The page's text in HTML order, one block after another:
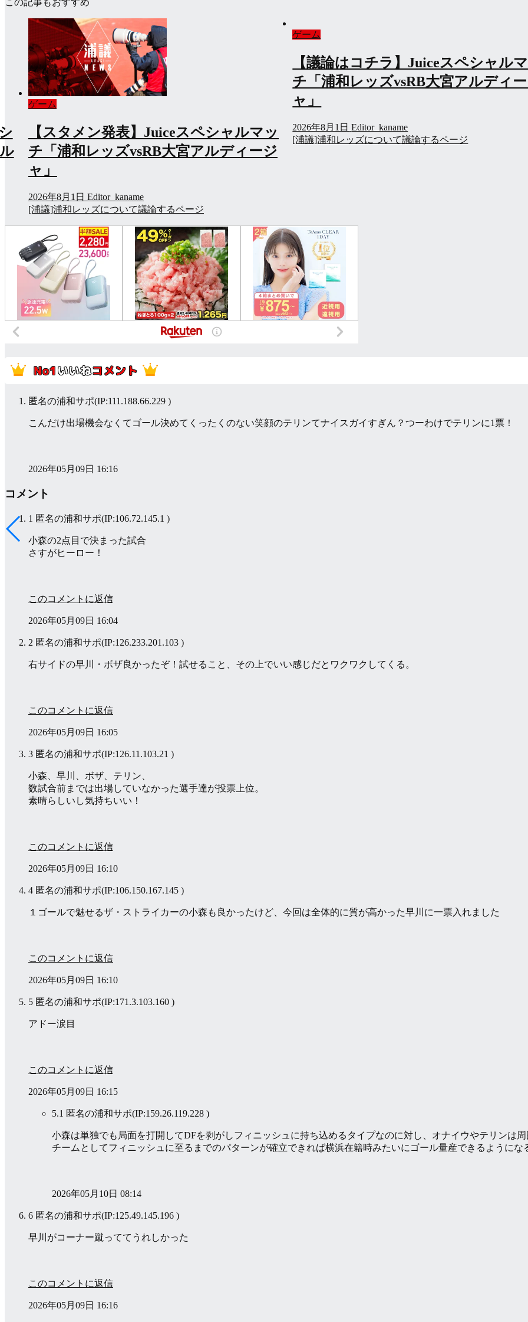
この記事もおすすめ
ゲーム
【スタメン発表】Juiceスペシャルマッ
チ「浦和レッズvsRB大宮アルディージ
ャ」
2026年8月1日 Editor_kaname
[浦議]浦和レッズについて議論するページ
ゲーム
【議論はコチラ】Juiceスペシャル
チ「浦和レッズvsRB大宮アルディ
ャ」
2026年8月1日 Editor_kaname
[浦議]浦和レッズについて議論するページ
匿名の浦和サポ(IP:111.188.66.229 )
こんだけ出場機会なくてゴール決めてくったくのない笑顔のテリンてナイスガイすぎん？つーわけでテリンに1票！
2026年05月09日 16:16
コメント
1 匿名の浦和サポ(IP:106.72.145.1 )
小森の2点目で決まった試合
さすがヒーロー！
このコメントに返信
2026年05月09日 16:04
2 匿名の浦和サポ(IP:126.233.201.103 )
右サイドの早川・ボザ良かったぞ！試せること、その上でいい感じだとワクワクしてくる。
このコメントに返信
2026年05月09日 16:05
3 匿名の浦和サポ(IP:126.11.103.21 )
小森、早川、ボザ、テリン、
数試合前までは出場していなかった選手達が投票上位。
素晴らしいし気持ちいい！
このコメントに返信
2026年05月09日 16:10
4 匿名の浦和サポ(IP:106.150.167.145 )
１ゴールで魅せるザ・ストライカーの小森も良かったけど、今回は全体的に質が高かった早川に一票入れました
このコメントに返信
2026年05月09日 16:10
5 匿名の浦和サポ(IP:171.3.103.160 )
アドー涙目
このコメントに返信
2026年05月09日 16:15
5.1 匿名の浦和サポ(IP:159.26.119.228 )
小森は単独でも局面を打開してDFを剥がしフィニッシュに持ち込めるタイプなのに対し、オナイウやテリンは
チームとしてフィニッシュに至るまでのパターンが確立できれば横浜在籍時みたいにゴール量産できるようにな
2026年05月10日 08:14
6 匿名の浦和サポ(IP:125.49.145.196 )
早川がコーナー蹴っててうれしかった
このコメントに返信
2026年05月09日 16:16